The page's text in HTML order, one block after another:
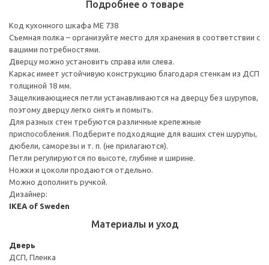
Подробнее о товаре
Код кухонного шкафа ME 738
Съемная полка – организуйте место для хранения в соответствии с
вашими потребностями.
Дверцу можно установить справа или слева.
Каркас имеет устойчивую конструкцию благодаря стенкам из ДСП
толщиной 18 мм.
Защелкивающиеся петли устанавливаются на дверцу без шурупов,
поэтому дверцу легко снять и помыть.
Для разных стен требуются различные крепежные
приспособления. Подберите подходящие для ваших стен шурупы,
дюбели, саморезы и т. п. (не прилагаются).
Петли регулируются по высоте, глубине и ширине.
Ножки и цоколи продаются отдельно.
Можно дополнить ручкой.
Дизайнер:
IKEA of Sweden
Материалы и уход
Дверь
ДСП, Пленка